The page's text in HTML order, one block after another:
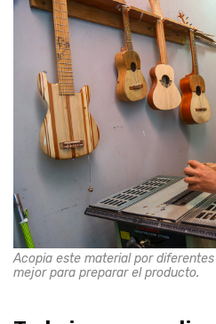
Acopia este material por
mejor para preparar el producto.